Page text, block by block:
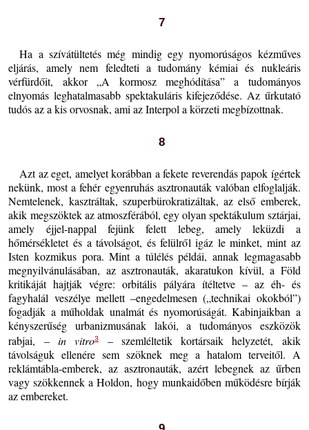
7
Ha a szívátültetés még mindig egy nyomorúságos kézműves
eljárás, amely nem feledteti a tudomány kémiai és nukleáris
vérfürdőit, akkor „A kormosz meghódítása” a tudományos
elnyomás leghatalmasabb spektakuláris kifejeződése. Az űrkutató
tudós az a kis orvosnak, ami az Interpol a körzeti megbízottnak.
8
Azt az eget, amelyet korábban a fekete reverendás papok ígértek
nekünk, most a fehér egyenruhás asztronauták valóban elfoglalják.
Nemtelenek, kasztráltak, szuperbürokratizáltak, az első emberek,
akik megszöktek az atmoszférából, egy olyan spektákulum sztárjai,
amely éjjel-nappal fejünk felett lebeg, amely leküzdi a
hőmérsékletet és a távolságot, és felülről igáz le minket, mint az
Isten kozmikus pora. Mint a túlélés példái, annak legmagasabb
megnyilvánulásában, az asztronauták, akaratukon kívül, a Föld
kritikáját hajtják végre: orbitális pályára ítéltetve – az éh- és
fagyhalál veszélye mellett –engedelmesen („technikai okokból”)
fogadják a műholdak unalmát és nyomorúságát. Kabinjaikban a
kényszerűség urbanizmusának lakói, a tudományos eszközök
rabjai, – in vitro3– szemléltetik kortársaik helyzetét, akik
távolságuk ellenére sem szöknek meg a hatalom terveitől. A
reklámtábla-emberek, az asztronauták, azért lebegnek az űrben
vagy szökkennek a Holdon, hogy munkaidőben működésre bírják
az embereket.